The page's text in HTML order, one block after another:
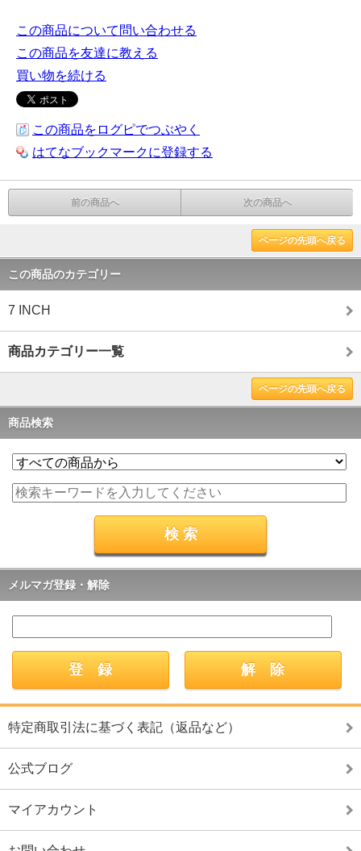
この商品について問い合わせる
この商品を友達に教える
買い物を続ける
この商品をログピでつぶやく
はてなブックマークに登録する
前の商品へ 次の商品へ
ページの先頭へ戻る
この商品のカテゴリー
7 INCH
商品カテゴリー一覧
ページの先頭へ戻る
商品検索
メルマガ登録・解除
特定商取引法に基づく表記（返品など）
公式ブログ
マイアカウント